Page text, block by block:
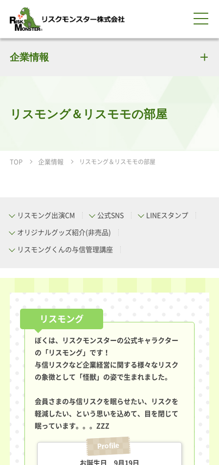
サービス紹介
選ばれる理由
知る・学ぶ
導入事例
企業情報
採用情報
IR情報
お問い合わせ
0120-259-440
企業情報
リスモング＆リスモモの部屋
TOP 企業情報 リスモング＆リスモモの部屋
リスモング出演CM 公式SNS LINEスタンプ
オリジナルグッズ紹介(非売品)
リスモングくんの与信管理講座
ぼくは、リスクモンスターの公式キャラクター
の「リスモング」です！
与信リスクなど企業経営に関する様々なリスク
の象徴として「怪獣」の姿で生まれました。
会員さまの与信リスクを眠らせたい、リスクを
軽減したい、という思いを込めて、目を閉じて
眠っています。。。ZZZ
お誕生日 9月19日